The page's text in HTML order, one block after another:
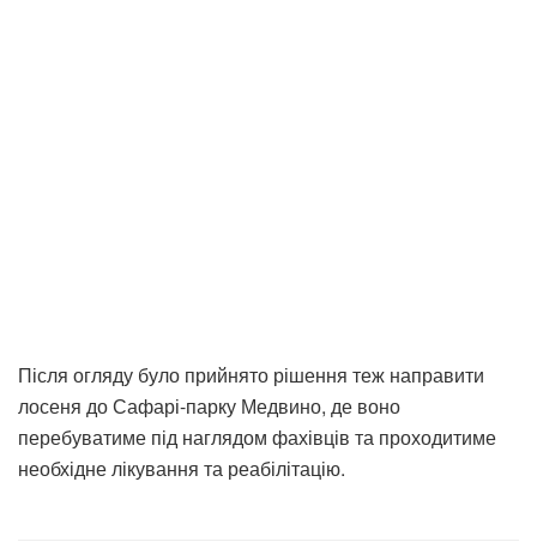
Після огляду було прийнято рішення теж направити
лосеня до Сафарі-парку Медвино, де воно
перебуватиме під наглядом фахівців та проходитиме
необхідне лікування та реабілітацію.